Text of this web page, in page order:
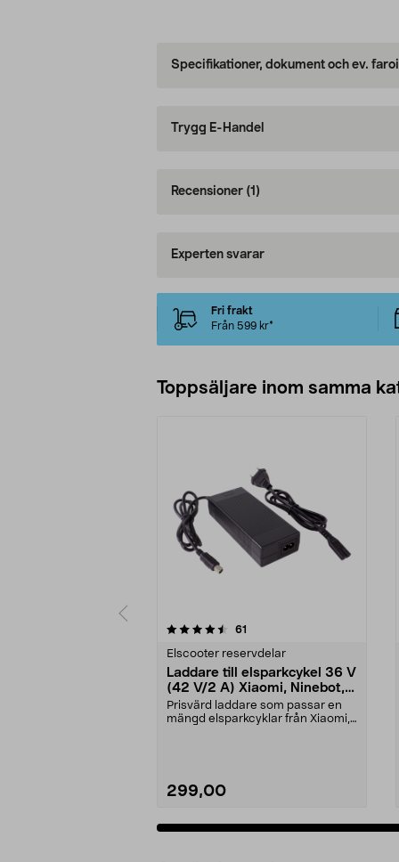
Specifikationer, dokument och ev.
Trygg E-Handel
Recensioner (1)
Experten svarar
Fri frakt
Från 599 kr*
Toppsäljare inom samma
61
Elscooter reservdelar
Laddare till elsparkcykel 36 V
(42 V/2 A) Xiaomi, Ninebot,
E-Way m.fl.
Prisvärd laddare som passar en
mängd elsparkcyklar från Xiaomi,
299,00
4.5 av 5 stjärnor